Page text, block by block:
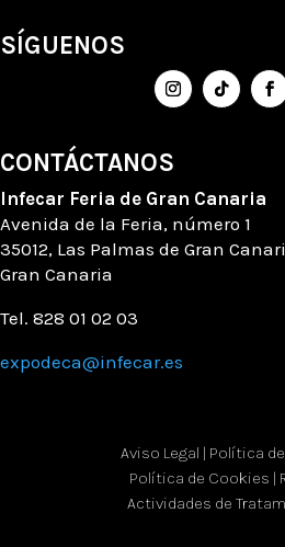
SÍGUENOS
CONTÁCTANOS
Infecar Feria de Gran Canaria
Avenida de la Feria, número 1
35012, Las Palmas de Gran
Gran Canaria
Tel. 828 01 02 03
expodeca@infecar.es
Aviso Legal | Política
Política de Cookies |
Actividades de